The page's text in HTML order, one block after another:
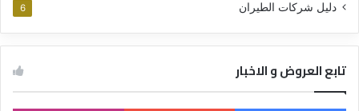
دليل شركات الطيران 6
تابع العروض و الاخبار